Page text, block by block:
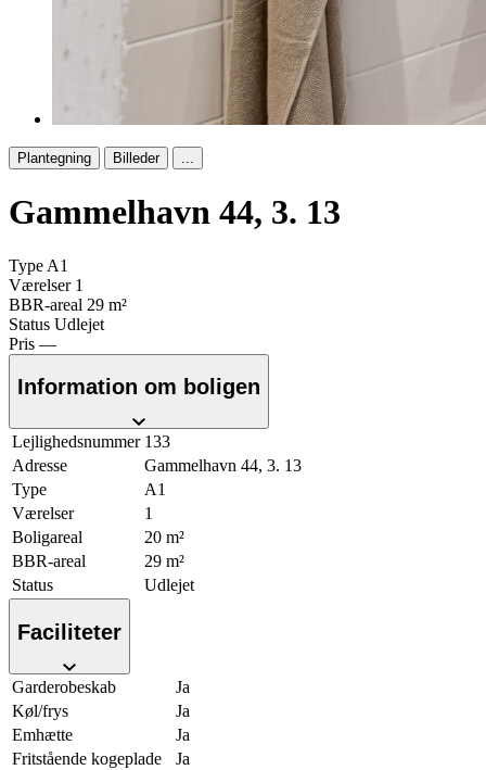
Plantegning Billeder ...
Gammelhavn 44, 3. 13
Type A1
Værelser 1
BBR-areal 29 m²
Status Udlejet
Pris —
Information om boligen
Lejlighedsnummer 133
Adresse
Gammelhavn 44, 3. 13
Type
A1
Værelser
1
Boligareal
20 m²
BBR-areal
29 m²
Status
Udlejet
Faciliteter
Garderobeskab
Ja
Køl/frys
Ja
Emhætte
Ja
Fritstående kogeplade
Ja